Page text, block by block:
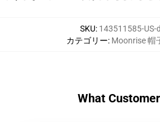
SKU: 143511585-US-
カテゴリー: Moonrise 帽
What